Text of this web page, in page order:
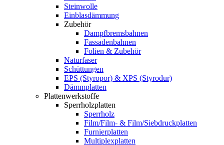
Steinwolle
Einblasdämmung
Zubehör
Dampfbremsbahnen
Fassadenbahnen
Folien & Zubehör
Naturfaser
Schüttungen
EPS (Styropor) & XPS (Styrodur)
Dämmplatten
Plattenwerkstoffe
Sperrholzplatten
Sperrholz
Film/Film- & Film/Siebdruckplatten
Furnierplatten
Multiplexplatten